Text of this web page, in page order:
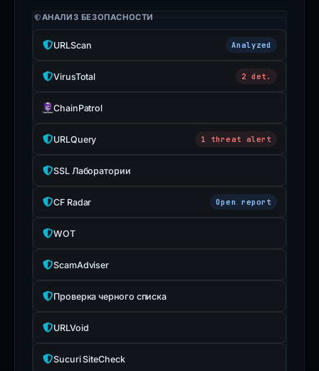
АНАЛИЗ БЕЗОПАСНОСТИ
URLScan Analyzed
VirusTotal 2 det.
ChainPatrol
URLQuery 1 threat alert
SSL Лаборатории
CF Radar Open report
WOT
ScamAdviser
Проверка черного списка
URLVoid
Sucuri SiteCheck